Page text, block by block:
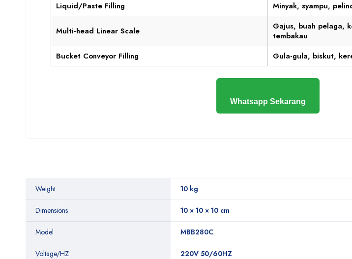
Liquid/Paste Filling
Minyak, syampu,
Multi-head Linear Scale
Gajus, buah pelaga,
tembakau
Bucket Conveyor Filling
Gula-gula, biskut,
Whatsapp Sekarang
Weight 10 kg
Dimensions 10 × 10 × 10 cm
Model MBB280C
Voltage/HZ 220V 50/60HZ